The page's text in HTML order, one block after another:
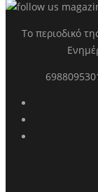
Το περιοδικό